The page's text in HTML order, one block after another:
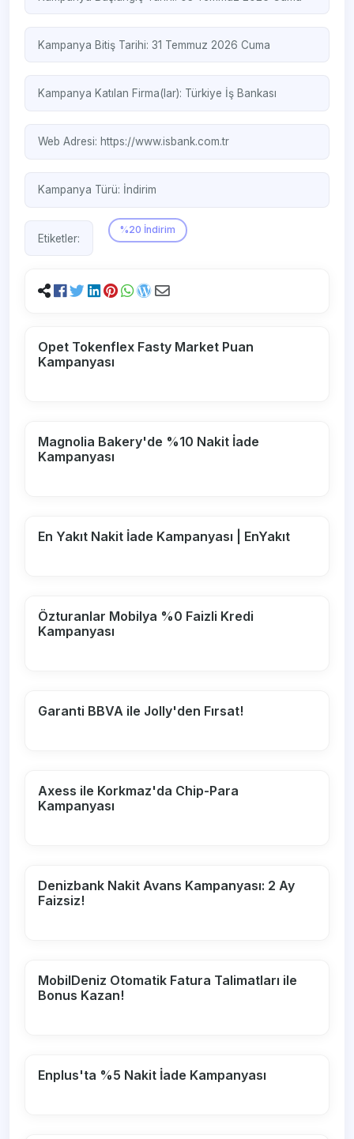
Kampanya Bitiş Tarihi: 31 Temmuz 2026 Cuma
Kampanya Katılan Firma(lar): Türkiye İş Bankası
Web Adresi: https://www.isbank.com.tr
Kampanya Türü: İndirim
Etiketler:
%20 İndirim
Opet Tokenflex Fasty Market Puan
Kampanyası
Magnolia Bakery'de %10 Nakit İade
Kampanyası
En Yakıt Nakit İade Kampanyası | EnYakıt
Özturanlar Mobilya %0 Faizli Kredi
Kampanyası
Garanti BBVA ile Jolly'den Fırsat!
Axess ile Korkmaz'da Chip-Para
Kampanyası
Denizbank Nakit Avans Kampanyası: 2 Ay
Faizsiz!
MobilDeniz Otomatik Fatura Talimatları ile
Bonus Kazan!
Enplus'ta %5 Nakit İade Kampanyası